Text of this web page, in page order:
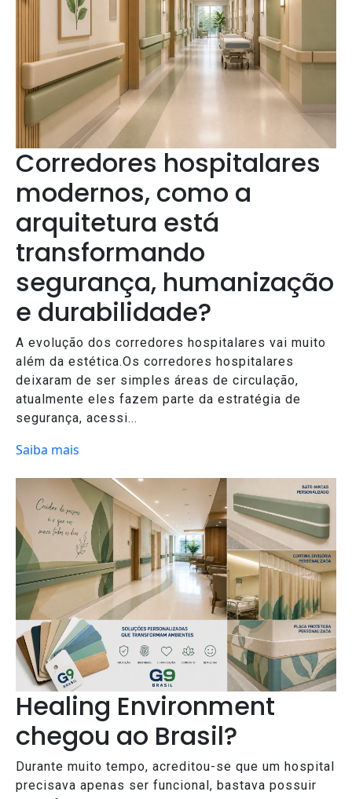
Corredores hospitalares
modernos, como a
arquitetura está
transformando
segurança, humanização
e durabilidade?
A evolução dos corredores hospitalares vai muito
além da estética.Os corredores hospitalares
deixaram de ser simples áreas de circulação,
atualmente eles fazem parte da estratégia de
segurança, acessi...
Saiba mais
Healing Environment
chegou ao Brasil?
Durante muito tempo, acreditou-se que um hospital
precisava apenas ser funcional, bastava possuir